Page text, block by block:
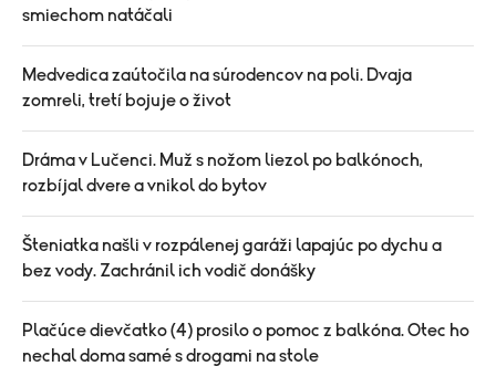
smiechom natáčali
Medvedica zaútočila na súrodencov na poli. Dvaja
zomreli, tretí bojuje o život
Dráma v Lučenci. Muž s nožom liezol po balkónoch,
rozbíjal dvere a vnikol do bytov
Šteniatka našli v rozpálenej garáži lapajúc po dychu a
bez vody. Zachránil ich vodič donášky
Plačúce dievčatko (4) prosilo o pomoc z balkóna. Otec ho
nechal doma samé s drogami na stole